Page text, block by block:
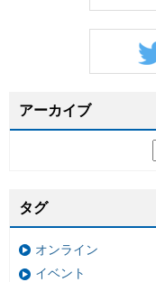
アーカイブ
タグ
オンライン
イベント